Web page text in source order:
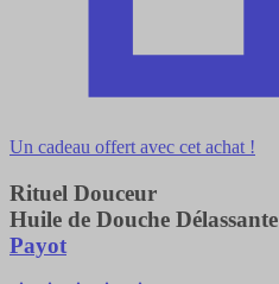
Un cadeau offert avec cet achat !
Rituel Douceur
Huile de Douche Délassante
Payot